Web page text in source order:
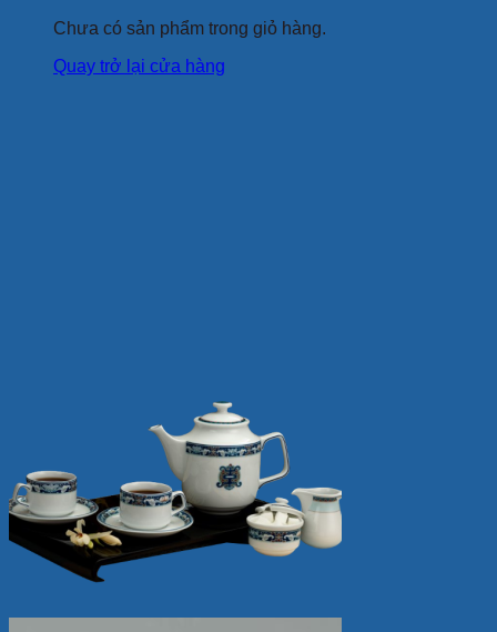
Chưa có sản phẩm trong giỏ hàng.
Quay trở lại cửa hàng